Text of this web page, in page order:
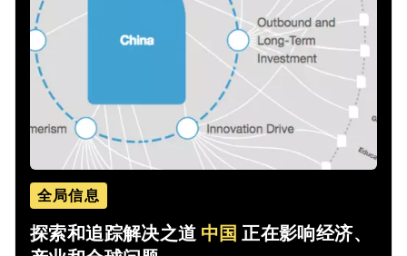
全局信息
探索和追踪解决之道 中国 正在影响经济、